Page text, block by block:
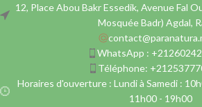
12, Place Abou Bakr Essedik, Avenue Fal
Mosquée Badr) Agdal,
WhatsApp :
Téléphone:
Horaires d'ouverture : Lundi à Samedi :
11h00 - 19h00